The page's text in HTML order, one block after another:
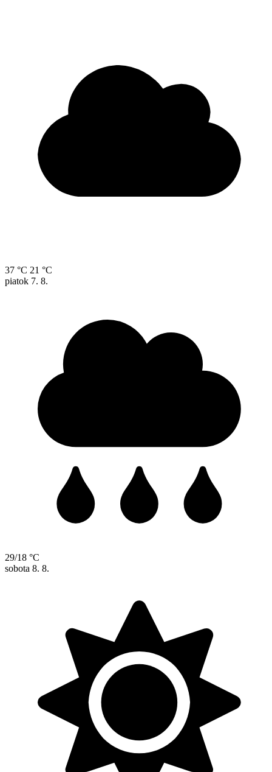
37 °C 21 °C
piatok 7. 8.
29/18 °C
sobota 8. 8.